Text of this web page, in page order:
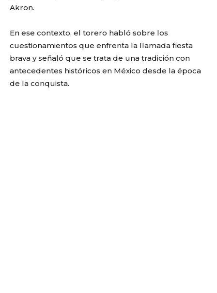
Akron.
En ese contexto, el torero habló sobre los
cuestionamientos que enfrenta la llamada fiesta
brava y señaló que se trata de una tradición con
antecedentes históricos en México desde la época
de la conquista.